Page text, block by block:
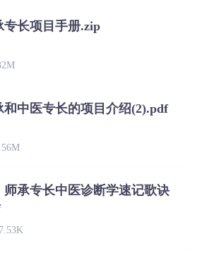
专长项目手册.zip
和中医专长的项目介绍(2).pdf
师承专长中医诊断学速记歌诀